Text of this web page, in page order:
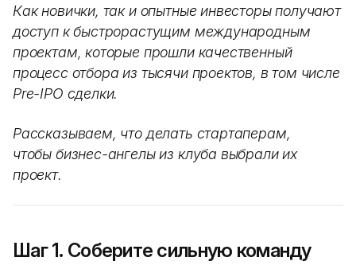
Как новички, так и опытные инвесторы получают
доступ к быстрорастущим международным
проектам, которые прошли качественный
процесс отбора из тысячи проектов, в том числе
Pre-IPO сделки.
Рассказываем, что делать стартаперам,
чтобы бизнес-ангелы из клуба выбрали их
проект.
Шаг 1. Соберите сильную команду